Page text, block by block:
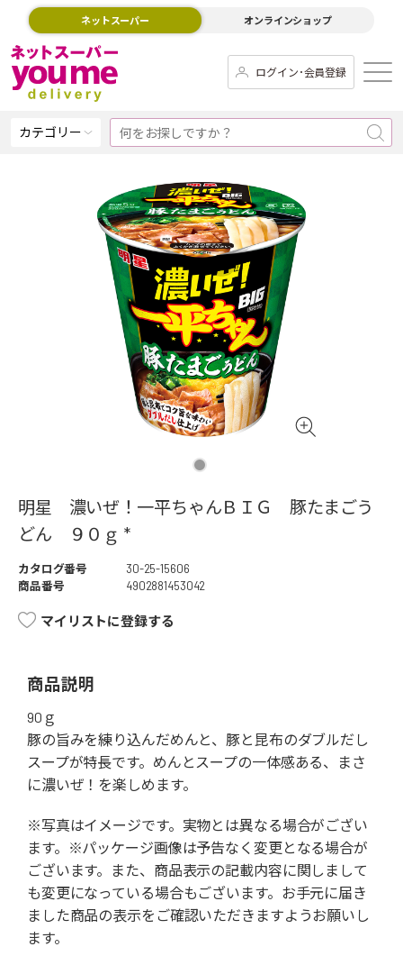
ネットスーパー オンラインショップ
ログイン･会員登録
カテゴリー
明星 濃いぜ！一平ちゃんＢＩＧ 豚たまごう
どん ９０ｇ *
カタログ番号
30-25-15606
商品番号
4902881453042
マイリストに登録する
商品説明
90ｇ
豚の旨みを練り込んだめんと、豚と昆布のダブルだし
スープが特長です。めんとスープの一体感ある、まさ
に濃いぜ！を楽しめます。
※写真はイメージです。実物とは異なる場合がござい
ます。※パッケージ画像は予告なく変更となる場合が
ございます。また、商品表示の記載内容に関しまして
も変更になっている場合もございます。お手元に届き
ました商品の表示をご確認いただきますようお願いし
ます。